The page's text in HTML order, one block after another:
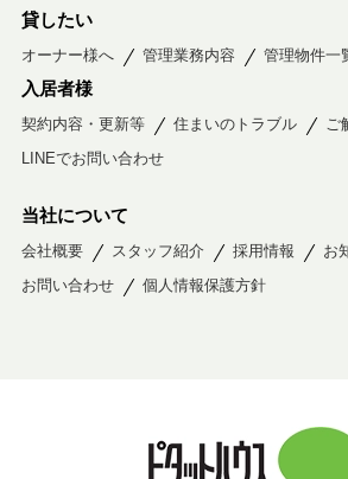
貸したい
オーナー様へ 管理業務内容 管理物件一
入居者様
契約内容・更新等 住まいのトラブル
ご
LINEでお問い合わせ
当社について
会社概要 スタッフ紹介 採用情報
お
お問い合わせ
個人情報保護方針